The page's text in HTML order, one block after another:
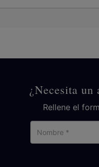
¿Necesita un
Rellene el